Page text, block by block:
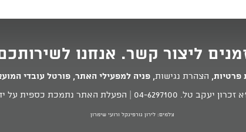
ליצור קשר. אנחנו
פרטיות, הצהרת נגישות,פניה למפעילי האתר,פורטל עובדי
04-6297100 | הפעלת האתר נתמכת כספית על
צלמים: לירון גורפינקל ורועי שימרון